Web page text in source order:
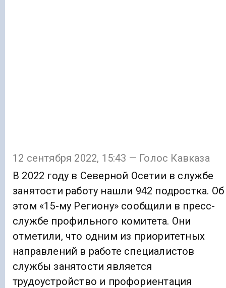
12 сентября 2022, 15:43 — Голос Кавказа
В 2022 году в Северной Осетии в службе
занятости работу нашли 942 подростка. Об
этом «15-му Региону» сообщили в пресс-
службе профильного комитета. Они
отметили, что одним из приоритетных
направлений в работе специалистов
службы занятости является
трудоустройство и профориентация